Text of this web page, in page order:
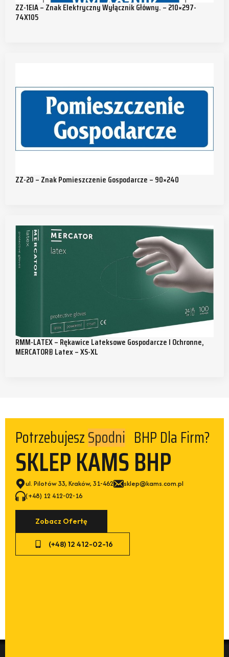
ZZ-1EIA – Znak Elektryczny Wyłącznik Główny. – 210×297-
74X105
ZZ-20 – Znak Pomieszczenie Gospodarcze – 90×240
RMM-LATEX – Rękawice Lateksowe Gospodarcze I Ochronne,
MERCATOR® Latex – XS-XL
PotrzebujeszSpodni BHP Dla Firm?
SKLEP KAMS BHP
ul. Pilotów 33, Kraków, 31-462
sklep@kams.com.pl
(+48) 12 412-02-16
Zobacz Ofertę
(+48) 12 412-02-16